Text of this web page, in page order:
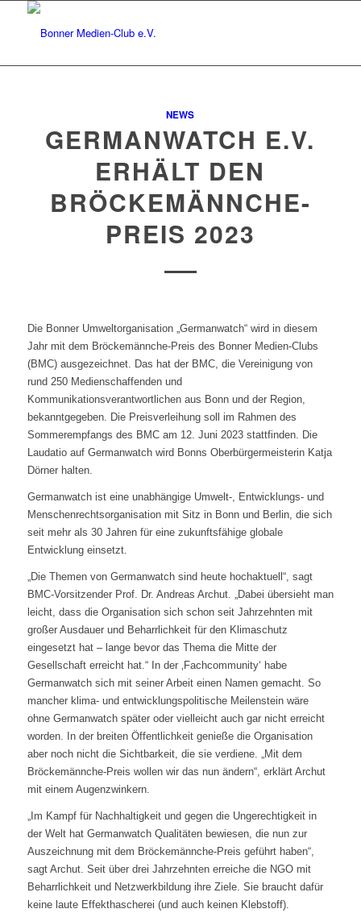
NEWS
GERMANWATCH E.V.
ERHÄLT DEN
BRÖCKEMÄNNCHE-
PREIS 2023
Die Bonner Umweltorganisation „Germanwatch“ wird in diesem
Jahr mit dem Bröckemännche-Preis des Bonner Medien-Clubs
(BMC) ausgezeichnet. Das hat der BMC, die Vereinigung von
rund 250 Medienschaffenden und
Kommunikationsverantwortlichen aus Bonn und der Region,
bekanntgegeben. Die Preisverleihung soll im Rahmen des
Sommerempfangs des BMC am 12. Juni 2023 stattfinden. Die
Laudatio auf Germanwatch wird Bonns Oberbürgermeisterin Katja
Dörner halten.
Germanwatch ist eine unabhängige Umwelt-, Entwicklungs- und
Menschenrechtsorganisation mit Sitz in Bonn und Berlin, die sich
seit mehr als 30 Jahren für eine zukunftsfähige globale
Entwicklung einsetzt.
„Die Themen von Germanwatch sind heute hochaktuell“, sagt
BMC-Vorsitzender Prof. Dr. Andreas Archut. „Dabei übersieht man
leicht, dass die Organisation sich schon seit Jahrzehnten mit
großer Ausdauer und Beharrlichkeit für den Klimaschutz
eingesetzt hat – lange bevor das Thema die Mitte der
Gesellschaft erreicht hat.“ In der ‚Fachcommunity‘ habe
Germanwatch sich mit seiner Arbeit einen Namen gemacht. So
mancher klima- und entwicklungspolitische Meilenstein wäre
ohne Germanwatch später oder vielleicht auch gar nicht erreicht
worden. In der breiten Öffentlichkeit genieße die Organisation
aber noch nicht die Sichtbarkeit, die sie verdiene. „Mit dem
Bröckemännche-Preis wollen wir das nun ändern“, erklärt Archut
mit einem Augenzwinkern.
„Im Kampf für Nachhaltigkeit und gegen die Ungerechtigkeit in
der Welt hat Germanwatch Qualitäten bewiesen, die nun zur
Auszeichnung mit dem Bröckemännche-Preis geführt haben“,
sagt Archut. Seit über drei Jahrzehnten erreiche die NGO mit
Beharrlichkeit und Netzwerkbildung ihre Ziele. Sie braucht dafür
keine laute Effekthascherei (und auch keinen Klebstoff).